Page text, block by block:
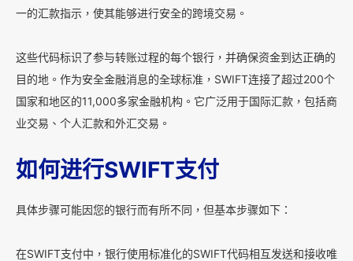
一的汇款指示，使其能够进行安全的跨境交易。
这些代码标识了参与转账过程的每个银行，并确保资金到达正确的
目的地。作为安全金融消息的全球标准，SWIFT连接了超过200个
国家和地区的11,000多家金融机构。它广泛用于国际汇款，包括商
业交易、个人汇款和外汇交易。
如何进行SWIFT支付
具体步骤可能因您的银行而有所不同，但基本步骤如下：
在SWIFT支付中，银行使用标准化的SWIFT代码相互发送和接收唯